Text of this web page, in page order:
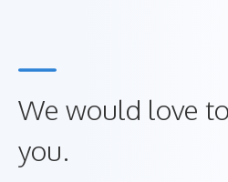
We would love
you.